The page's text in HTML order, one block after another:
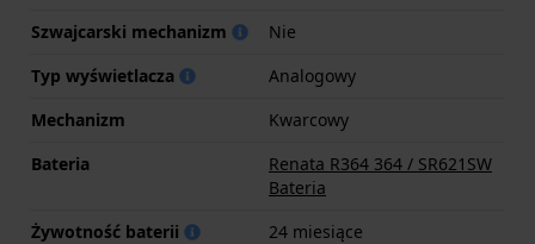
Szwajcarski mechanizm
Nie
Typ wyświetlacza
Analogowy
Mechanizm
Kwarcowy
Bateria
Renata R364 364 / SR621SW
Bateria
Żywotność baterii
24 miesiące